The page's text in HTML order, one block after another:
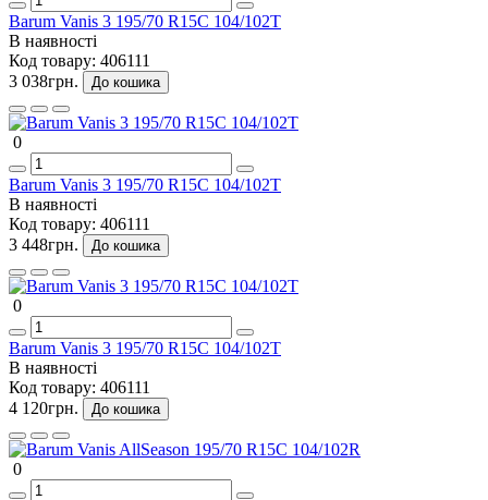
Barum Vanis 3 195/70 R15C 104/102T
В наявності
Код товару: 406111
3 038грн.
До кошика
0
Barum Vanis 3 195/70 R15C 104/102T
В наявності
Код товару: 406111
3 448грн.
До кошика
0
Barum Vanis 3 195/70 R15C 104/102T
В наявності
Код товару: 406111
4 120грн.
До кошика
0